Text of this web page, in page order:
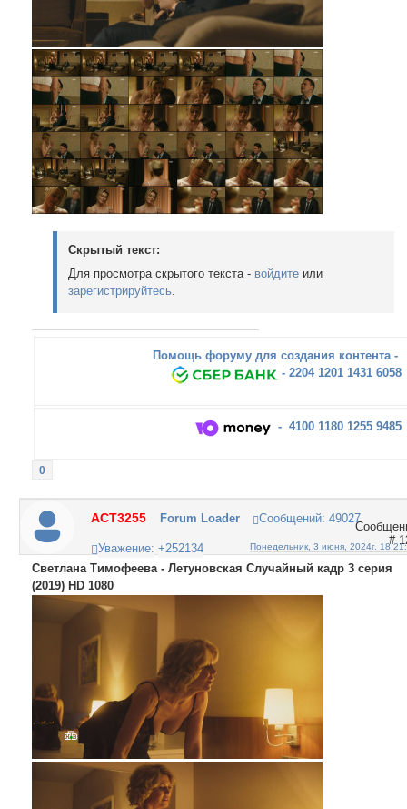
Скрытый текст:
Для просмотра скрытого текста - войдите или
зарегистрируйтесь
Помощь форуму для создания контента -
- 2204 1201 1431 6058
- 4100 1180 1255 9485
0
Понедельник, 3 июня, 2024г.
ACT3255 Forum Loader Сообщений: 49027
Уважение: +252134
Светлана Тимофеева - Летуновская Случайный кадр 3 серия
(2019) HD 1080